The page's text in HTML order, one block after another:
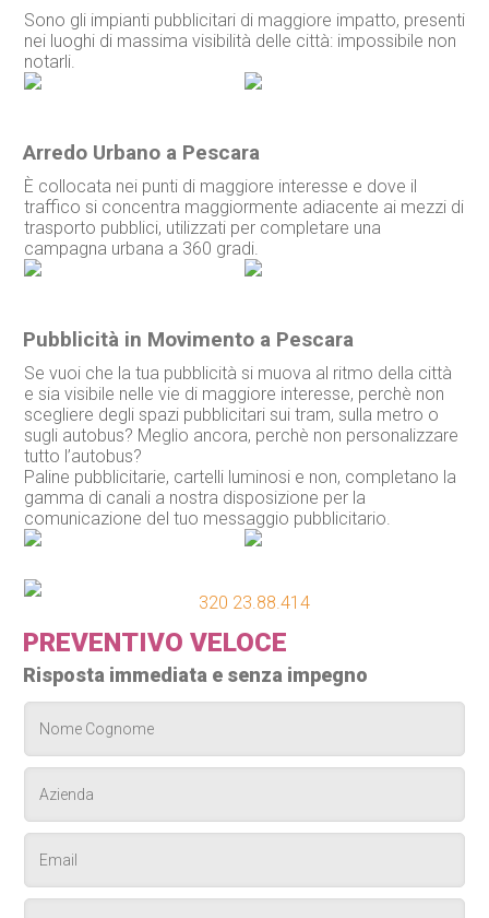
Sono gli impianti pubblicitari di maggiore impatto, presenti
nei luoghi di massima visibilità delle città: impossibile non
notarli.
Arredo Urbano a Pescara
È collocata nei punti di maggiore interesse e dove il
traffico si concentra maggiormente adiacente ai mezzi di
trasporto pubblici, utilizzati per completare una
campagna urbana a 360 gradi.
Pubblicità in Movimento a Pescara
Se vuoi che la tua pubblicità si muova al ritmo della città
e sia visibile nelle vie di maggiore interesse, perchè non
scegliere degli spazi pubblicitari sui tram, sulla metro o
sugli autobus? Meglio ancora, perchè non personalizzare
tutto l’autobus?
Paline pubblicitarie, cartelli luminosi e non, completano la
gamma di canali a nostra disposizione per la
comunicazione del tuo messaggio pubblicitario.
320 23.88.414
PREVENTIVO VELOCE
Risposta immediata e senza impegno